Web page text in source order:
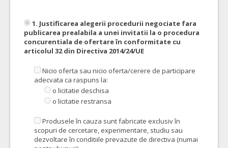
1. Justificarea alegerii procedurii negociate fara
publicarea prealabila a unei invitatii la o procedura
concurentiala de ofertare în conformitate cu
articolul 32 din Directiva 2014/24/UE
Nicio oferta sau nicio oferta/cerere de participare
adecvata ca raspuns la:
o licitatie deschisa
o licitatie restransa
Produsele în cauza sunt fabricate exclusiv în
scopuri de cercetare, experimentare, studiu sau
dezvoltare în conditiile prevazute de directiva (numai